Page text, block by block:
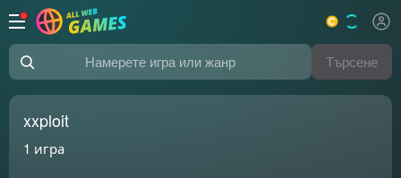
Намерете игра или жанр Търсене
xxploit
1 игра